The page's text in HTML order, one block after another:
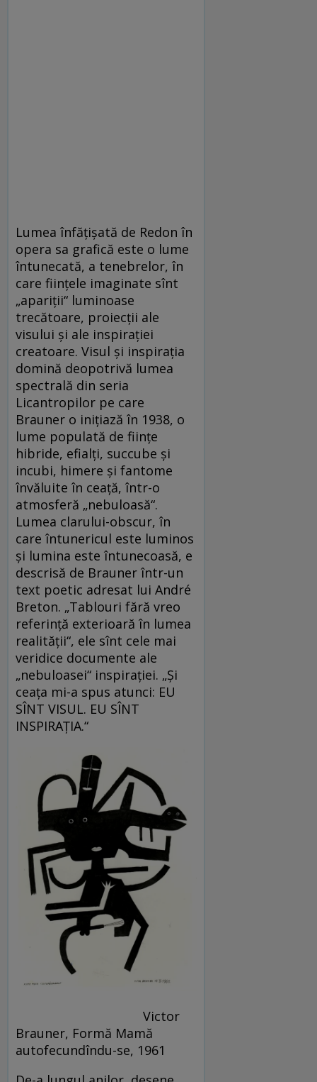
Lumea înfățișată de Redon în
opera sa grafică este o lume
întunecată, a tenebrelor, în
care ființele imaginate sînt
„apariții“ luminoase
trecătoare, proiecții ale
visului și ale inspirației
creatoare. Visul și inspirația
domină deopotrivă lumea
spectrală din seria
Licantropilor pe care
Brauner o inițiază în 1938, o
lume populată de ființe
hibride, efialți, succube și
incubi, himere și fantome
învăluite în ceață, într-o
atmosferă „nebuloasă“.
Lumea clarului-obscur, în
care întunericul este luminos
și lumina este întunecoasă, e
descrisă de Brauner într-un
text poetic adresat lui André
Breton. „Tablouri fără vreo
referință exterioară în lumea
realității“, ele sînt cele mai
veridice documente ale
„nebuloasei“ inspirației. „Și
ceața mi-a spus atunci: EU
SÎNT VISUL. EU SÎNT
INSPIRAȚIA.“
Victor
Brauner, Formă Mamă
autofecundîndu-se, 1961